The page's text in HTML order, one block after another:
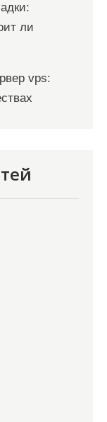
ли
vps: